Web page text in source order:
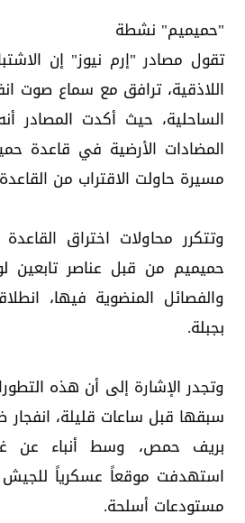
"حميميم" نشطة
تقول مصادر "إرم نيوز" إن
اللاذقية، ترافق مع سماع صوت
الساحلية، حيث أكدت المصادر
المضادات الأرضية في قاعدة
مسيرة حاولت الاقتراب من
وتتكرر محاولات اختراق
حميميم من قبل عناصر تابعين
والفصائل المنضوية فيها،
بجبلة.
وتجدر الإشارة إلى أن هذه
سبقها قبل ساعات قليلة،
بريف حمص، وسط أنباء عن
استهدفت موقعاً عسكرياً
مستودعات أسلحة.